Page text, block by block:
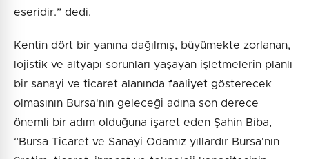
eseridir.” dedi.
Kentin dört bir yanına dağılmış, büyümekte zorlanan,
lojistik ve altyapı sorunları yaşayan işletmelerin planlı
bir sanayi ve ticaret alanında faaliyet gösterecek
olmasının Bursa'nın geleceği adına son derece
önemli bir adım olduğuna işaret eden Şahin Biba,
“Bursa Ticaret ve Sanayi Odamız yıllardır Bursa'nın